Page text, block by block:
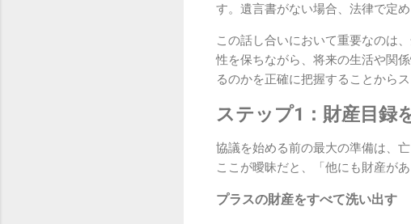
す。遺言書がない場合、法律で定
この話し合いにおいて重要なのは
性を保ちながら、将来の生活や関
るのかを正確に把握することからス
ステップ1：財産目録
協議を始める前の最大の準備は、
ここが曖昧だと、「他にも財産が
プラスの財産をすべて洗い出す